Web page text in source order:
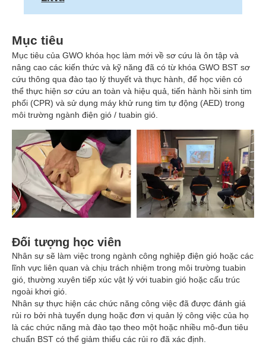
Mục tiêu
Mục tiêu của GWO khóa học làm mới về sơ cứu là ôn tập và
nâng cao các kiến thức và kỹ năng đã có từ khóa GWO BST sơ
cứu thông qua đào tạo lý thuyết và thực hành, để học viên có
thể thực hiện sơ cứu an toàn và hiệu quả, tiến hành hồi sinh tim
phổi (CPR) và sử dụng máy khử rung tim tự động (AED) trong
môi trường ngành điện gió / tuabin gió.
Đối tượng học viên
Nhân sự sẽ làm việc trong ngành công nghiệp điện gió hoặc các
lĩnh vực liên quan và chịu trách nhiệm trong môi trường tuabin
gió, thường xuyên tiếp xúc vật lý với tuabin gió hoặc cấu trúc
ngoài khơi gió.
Nhân sự thực hiện các chức năng công việc đã được đánh giá
rủi ro bởi nhà tuyển dụng hoặc đơn vị quản lý công việc của họ
là các chức năng mà đào tạo theo một hoặc nhiều mô-đun tiêu
chuẩn BST có thể giảm thiểu các rủi ro đã xác định.